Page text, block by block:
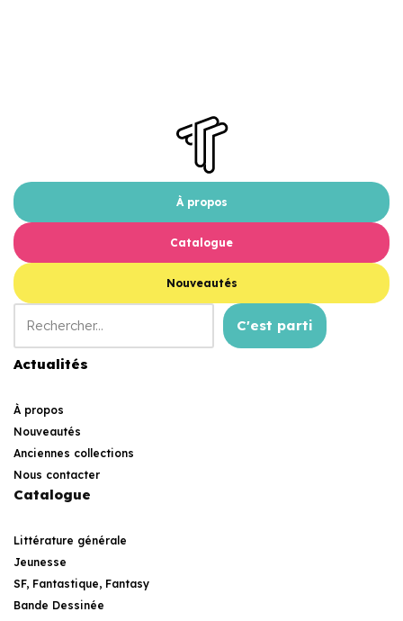
À propos
Catalogue
Nouveautés
C'est parti
Actualités
À propos
Nouveautés
Anciennes collections
Nous contacter
Catalogue
Littérature générale
Jeunesse
SF, Fantastique, Fantasy
Bande Dessinée